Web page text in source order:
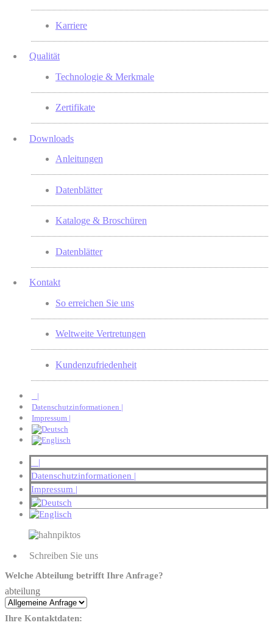
Karriere
Qualität
Technologie & Merkmale
Zertifikate
Downloads
Anleitungen
Datenblätter
Kataloge & Broschüren
Datenblätter
Kontakt
So erreichen Sie uns
Weltweite Vertretungen
Kundenzufriedenheit
|
Datenschutzinformationen |
Impressum |
|
Datenschutzinformationen |
Impressum |
Schreiben Sie uns
Welche Abteilung betrifft Ihre Anfrage?
abteilung
Ihre Kontaktdaten: